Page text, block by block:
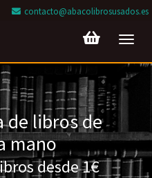
contacto@abacolibrosusados.es
de libros de
mano
desde 1€